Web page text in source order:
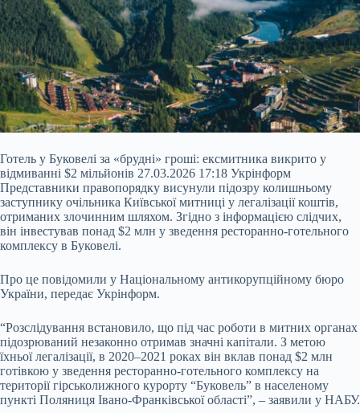
Готель у Буковелі за «брудні» гроші: ексмитника викрито у
відмиванні $2 мільйонів 27.03.2026 17:18 Укрінформ
Представники правопорядку висунули підозру колишньому
заступнику очільника Київської митниці у легалізації коштів,
отриманих злочинним шляхом. Згідно з інформацією слідчих,
він інвестував понад $2 млн у зведення ресторанно-готельного
комплексу в Буковелі.
Про це повідомили у Національному антикорупційному бюро
України, передає Укрінформ.
“Розслідування встановило, що під час роботи в митних органах
підозрюваний незаконно отримав значні капітали. З метою
їхньої легалізації, в 2020–2021 роках він вклав понад $2 млн
готівкою у зведення ресторанно-готельного комплексу на
території гірськолижного курорту “Буковель” в населеному
пункті Поляниця Івано-Франківської області”, – заявили у НАБУ.